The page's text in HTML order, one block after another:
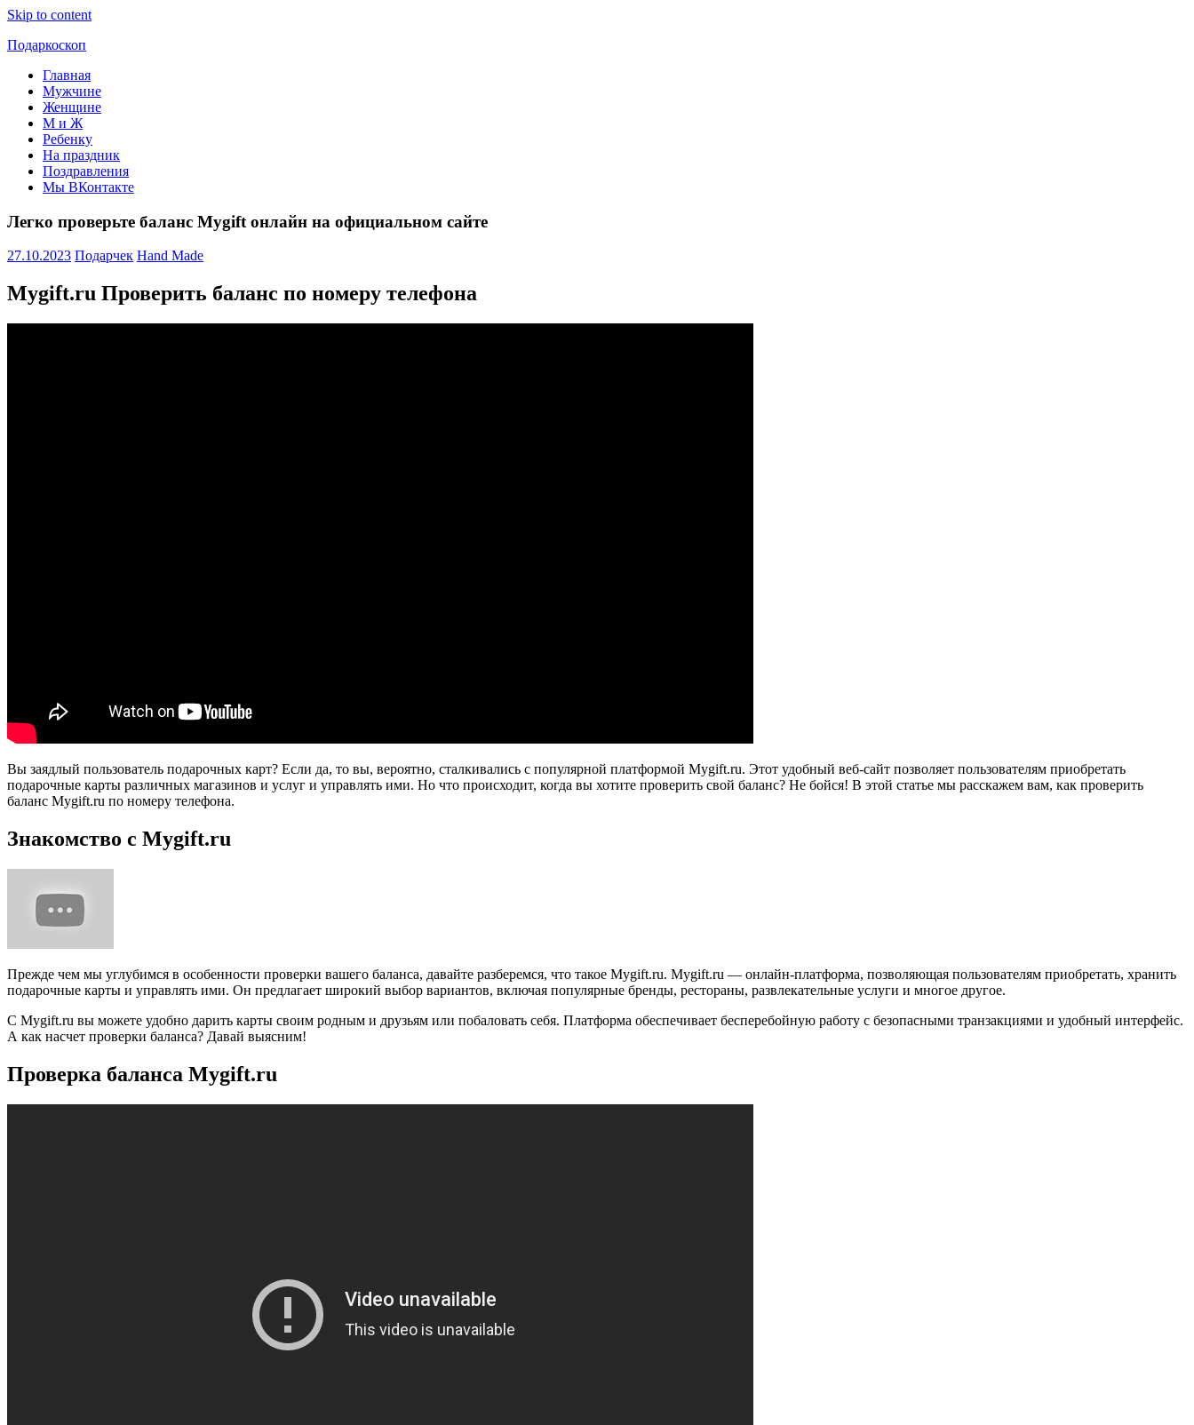
Skip to content
Подаркоскоп
Поможем
выбрать
подарить
Главная
Мужчине
Женщине
М и Ж
Ребенку
На праздник
Поздравления
Мы ВКонтакте
Легко проверьте баланс Mygift онлайн на официальном сайте
27.10.2023 Подарчек Hand Made
Mygift.ru Проверить баланс по номеру телефона
Вы заядлый пользователь подарочных карт? Если да, то вы, вероятно, сталкивались с популярной платформой Mygift.ru. Этот удобный веб-сайт позволяет пользователям приобретать
подарочные карты различных магазинов и услуг и управлять ими. Но что происходит, когда вы хотите проверить свой баланс? Не бойся! В этой статье мы расскажем вам, как проверить
баланс Mygift.ru по номеру телефона.
Знакомство с Mygift.ru
Прежде чем мы углубимся в особенности проверки вашего баланса, давайте разберемся, что такое Mygift.ru. Mygift.ru — онлайн-платформа, позволяющая пользователям приобретать, хранить
подарочные карты и управлять ими. Он предлагает широкий выбор вариантов, включая популярные бренды, рестораны, развлекательные услуги и многое другое.
С Mygift.ru вы можете удобно дарить карты своим родным и друзьям или побаловать себя. Платформа обеспечивает бесперебойную работу с безопасными транзакциями и удобный интерфейс.
А как насчет проверки баланса? Давай выясним!
Проверка баланса Mygift.ru